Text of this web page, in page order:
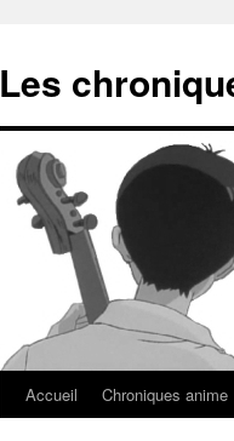
Les
Accueil Chroniques anime